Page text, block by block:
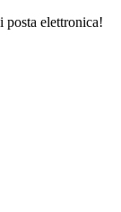
posta elettronica!